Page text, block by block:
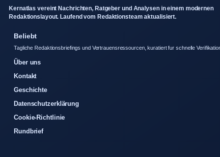
Kernatlas vereint Nachrichten, Ratgeber und Analysen in einem modernen
Redaktionslayout. Laufend vom Redaktionsteam aktualisiert.
Beliebt
Tagliche Redaktionsbriefings und Vertrauensressourcen, kuratiert fur schnelle
Über uns
Kontakt
Geschichte
Datenschutzerklärung
Cookie-Richtlinie
Rundbrief